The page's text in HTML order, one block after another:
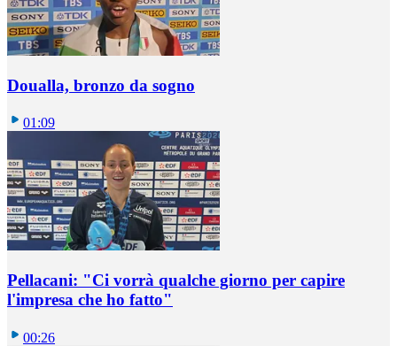
Doualla, bronzo da sogno
01:09
Pellacani: "Ci vorrà qualche giorno per capire
l'impresa che ho fatto"
00:26